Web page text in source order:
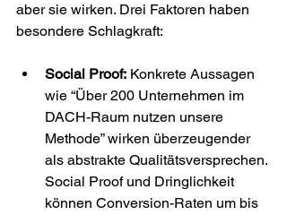
aber sie wirken. Drei Faktoren haben
besondere Schlagkraft:
Social Proof: Konkrete Aussagen
wie “Über 200 Unternehmen im
DACH-Raum nutzen unsere
Methode” wirken überzeugender
als abstrakte Qualitätsversprechen.
Social Proof und Dringlichkeit
können Conversion-Raten um bis